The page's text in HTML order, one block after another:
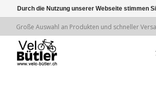
Große Auswahl an Produkten und schneller
Durch die Nutzung unserer Webseite stimmen